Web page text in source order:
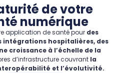
de votre
numérique
application de santé pour des
intégrations hospitalières, des
croissance à l’échelle de la
d’infrastructure couvrant la
et l’évolutivité.